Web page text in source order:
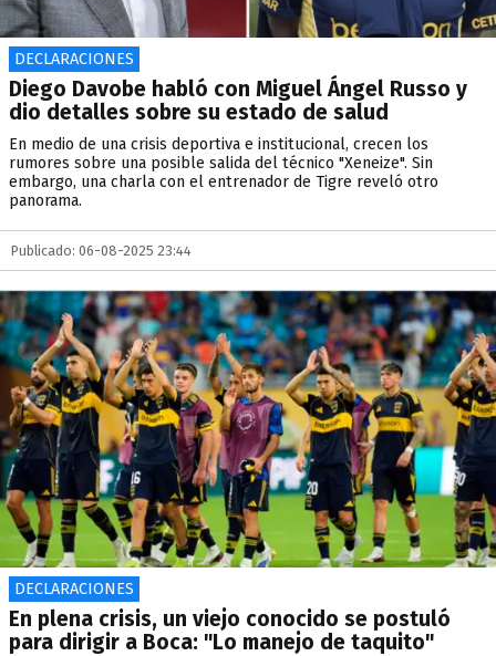
DECLARACIONES
Diego Davobe habló con Miguel Ángel Russo y
dio detalles sobre su estado de salud
En medio de una crisis deportiva e institucional, crecen los
rumores sobre una posible salida del técnico "Xeneize". Sin
embargo, una charla con el entrenador de Tigre reveló otro
panorama.
Publicado: 06-08-2025 23:44
DECLARACIONES
En plena crisis, un viejo conocido se postuló
para dirigir a Boca: "Lo manejo de taquito"